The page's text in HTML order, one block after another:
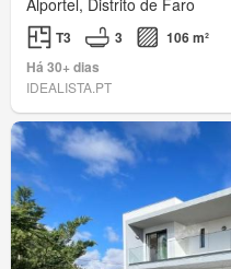
T3 3
106 m²
Há 30+ dias
IDEALISTA.PT